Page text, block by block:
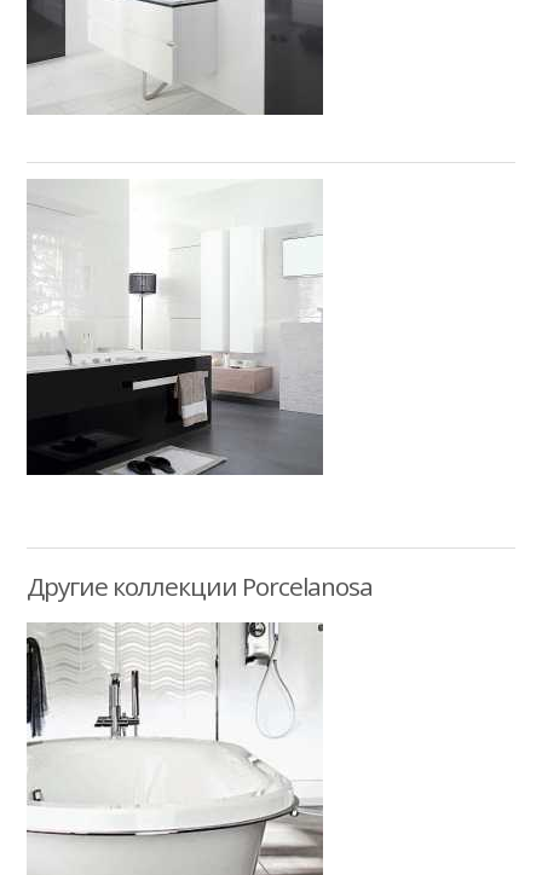
Другие коллекции Porcelanosa